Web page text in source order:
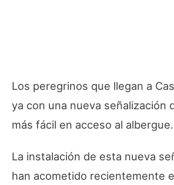
Los peregrinos que llegan a
ya con una nueva señalización
más fácil en acceso al albergue.
La instalación de esta nueva
han acometido recientemente